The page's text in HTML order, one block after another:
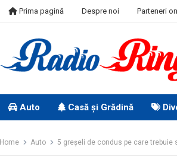
Prima pagină Despre noi Parteneri
Auto Casă și Grădină
Home Auto 5 greșeli de condus pe care trebuie